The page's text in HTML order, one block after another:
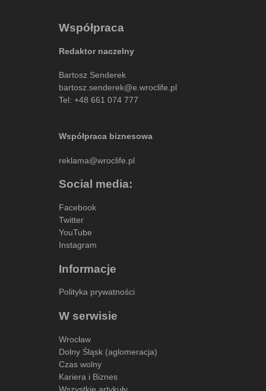
Współpraca
Redaktor naczelny
Bartosz Senderek
bartosz.senderek@e.wroclife.pl
Tel: +48 661 074 777
Współpraca biznesowa
reklama@wroclife.pl
Social media:
Facebook
Twitter
YouTube
Instagram
Informacje
Polityka prywatności
W serwisie
Wrocław
Dolny Śląsk (aglomeracja)
Czas wolny
Kariera i Biznes